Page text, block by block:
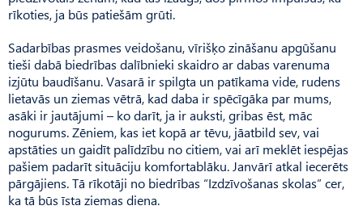
rīkoties, ja būs patiešām grūti.
Sadarbības prasmes veidošanu, vīrišķo zināšanu apgūšanu
tieši dabā biedrības dalībnieki skaidro ar dabas varenuma
izjūtu baudīšanu. Vasarā ir spilgta un patīkama vide, rudens
lietavās un ziemas vētrā, kad daba ir spēcīgāka par mums,
asāki ir jautājumi – ko darīt, ja ir auksti, gribas ēst, māc
nogurums. Zēniem, kas iet kopā ar tēvu, jāatbild sev, vai
apstāties un gaidīt palīdzību no citiem, vai arī meklēt iespējas
pašiem padarīt situāciju komfortablāku. Janvārī atkal iecerēts
pārgājiens. Tā rīkotāji no biedrības “Izdzīvo­šanas skolas” cer,
ka tā būs īsta ziemas diena.